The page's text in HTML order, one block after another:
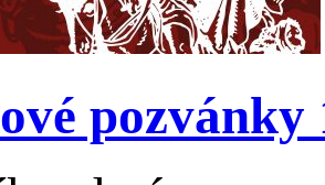
pozvánky